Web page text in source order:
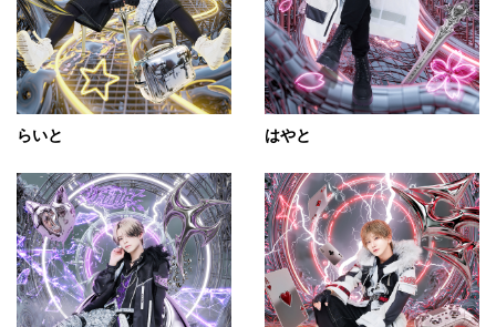
らいと はやと